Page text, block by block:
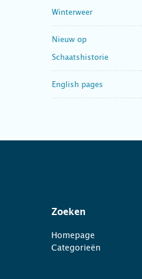
Winterweer
Nieuw op
Schaatshistorie
English pages
Zoeken
Homepage
Categorieën